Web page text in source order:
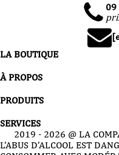
09
LA BOUTIQUE
À PROPOS
PRODUITS
SERVICES
2019 - 2026 @ LA
L’ABUS D’ALCOOL EST